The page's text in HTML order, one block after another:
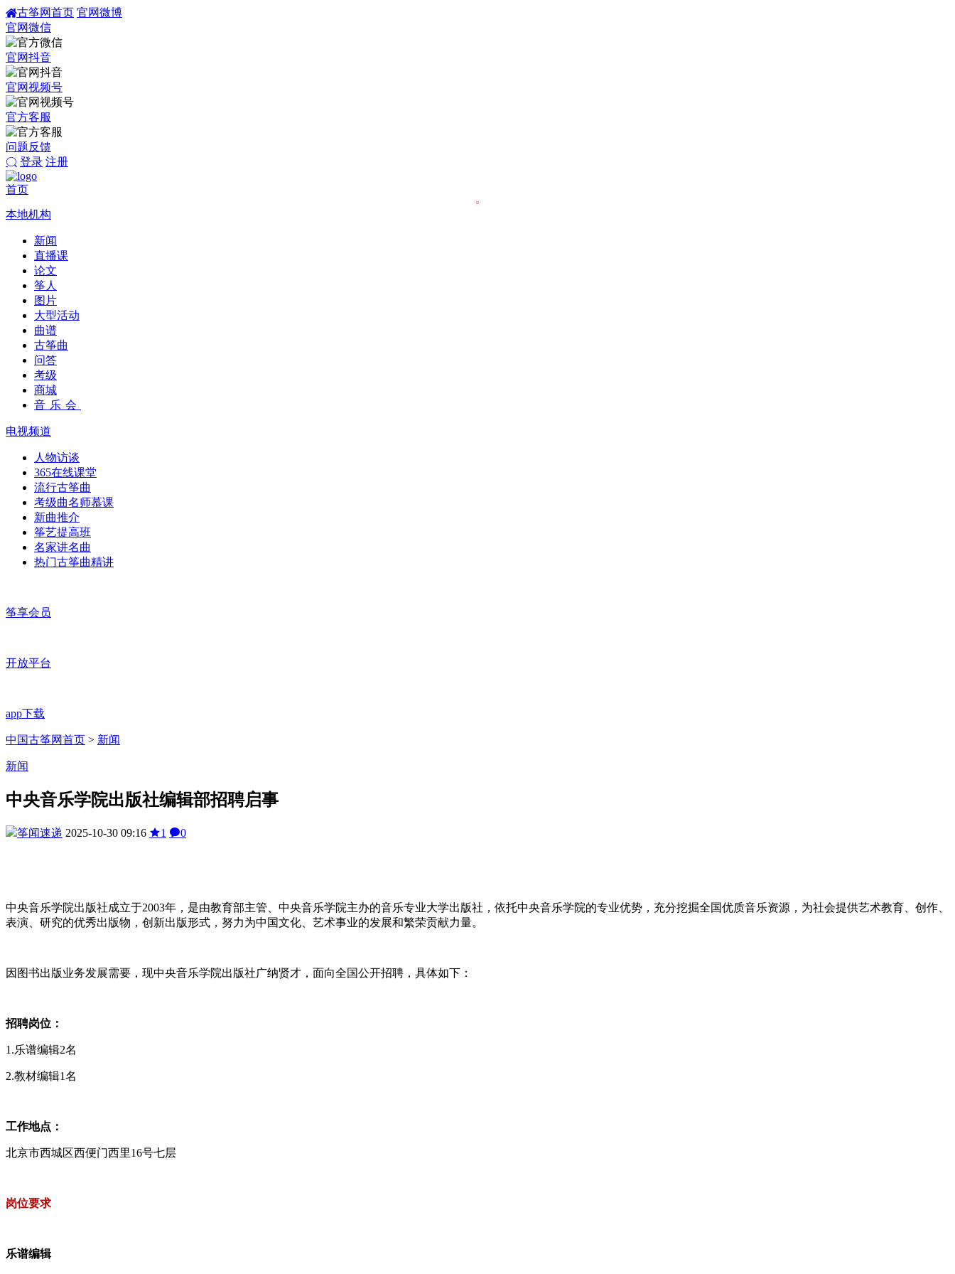
古筝网首页 官网微博
官网微信
官网抖音
官网视频号
官方客服
问题反馈
登录 注册
首页
本地机构
新闻
直播课
论文
筝人
图片
大型活动
曲谱
古筝曲
问答
考级
商城
音乐会
电视频道
人物访谈
365在线课堂
流行古筝曲
考级曲名师慕课
新曲推介
筝艺提高班
名家讲名曲
热门古筝曲精讲
筝享会员
开放平台
app下载
中国古筝网首页 > 新闻
新闻
中央音乐学院出版社编辑部招聘启事
筝闻速递 2025-10-30 09:16 1 0
中央音乐学院出版社成立于2003年，是由教育部主管、中央音乐学院主办的音乐专业大学出版社，依托中央音乐学院的专业优势，充分挖掘全国优质音乐资源，为社会提供艺术教育、创作、
表演、研究的优秀出版物，创新出版形式，努力为中国文化、艺术事业的发展和繁荣贡献力量。
因图书出版业务发展需要，现中央音乐学院出版社广纳贤才，面向全国公开招聘，具体如下：
招聘岗位：
1.乐谱编辑2名
2.教材编辑1名
工作地点：
北京市西城区西便门西里16号七层
岗位要求
乐谱编辑